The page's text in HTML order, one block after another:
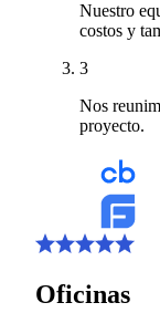
Nuestro
costos y
3
Nos
proyecto.
Oficinas